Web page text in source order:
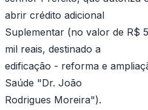
abrir crédito adicional
Suplementar (no valor de R$
mil reais, destinado a
edificação - reforma e
Saúde "Dr. João
Rodrigues Moreira").